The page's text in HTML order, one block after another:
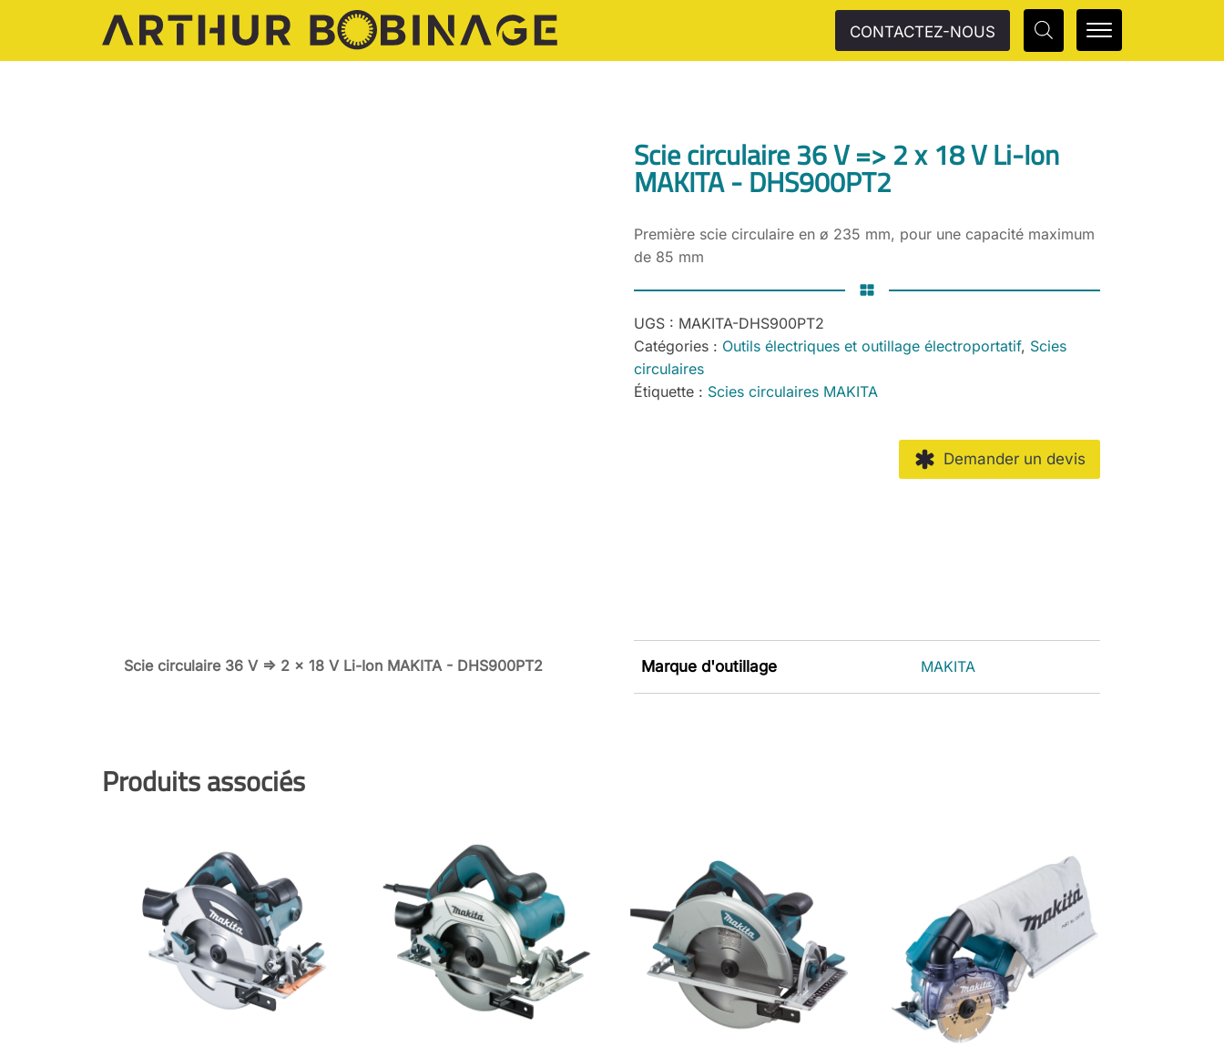
CONTACTEZ-NOUS
Scie circulaire 36 V => 2 x 18 V Li-Ion
MAKITA - DHS900PT2
Première scie circulaire en ø 235 mm, pour une capacité maximum
de 85 mm
UGS : MAKITA-DHS900PT2
Catégories : Outils électriques et outillage électroportatif, Scies
circulaires
Étiquette : Scies circulaires MAKITA
Demander un devis
Scie circulaire 36 V => 2 x 18 V Li-Ion MAKITA - DHS900PT2 Marque d'outillage MAKITA
Produits associés